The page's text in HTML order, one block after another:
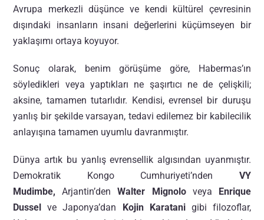
Avrupa merkezli düşünce ve kendi kültürel çevresinin
dışındaki insanların insani değerlerini küçümseyen bir
yaklaşımı ortaya koyuyor.
Sonuç olarak, benim görüşüme göre, Habermas’ın
söyledikleri veya yaptıkları ne şaşırtıcı ne de çelişkili;
aksine, tamamen tutarlıdır. Kendisi, evrensel bir duruşu
yanlış bir şekilde varsayan, tedavi edilemez bir kabilecilik
anlayışına tamamen uyumlu davranmıştır.
Dünya artık bu yanlış evrensellik algısından uyanmıştır.
Demokratik Kongo Cumhuriyeti’nden VY
Mudimbe, Arjantin’denWalter Mignolo veya
Enrique
Dusse lve Japonya’dan Kojin Karatani gibi filozoflar,